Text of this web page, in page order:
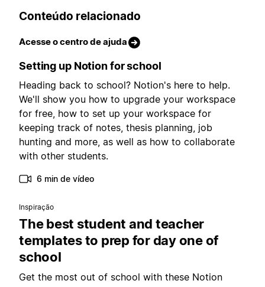
Conteúdo relacionado
Acesse o centro de ajuda
Setting up Notion for school
Heading back to school? Notion's here to help.
We'll show you how to upgrade your workspace
for free, how to set up your workspace for
keeping track of notes, thesis planning, job
hunting and more, as well as how to collaborate
with other students.
6 min de vídeo
Inspiração
The best student and teacher
templates to prep for day one of
school
Get the most out of school with these Notion